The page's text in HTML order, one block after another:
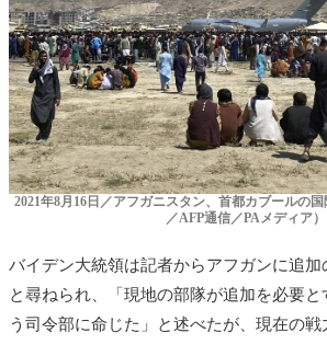
2021年8月16日／アフガニスタン、首都カブールの
／AFP通信／PAメディア）
バイデン大統領は記者からアフガンに追
と尋ねられ、「現地の部隊が追加を必要と
う司令部に命じた」と述べたが、現在の戦